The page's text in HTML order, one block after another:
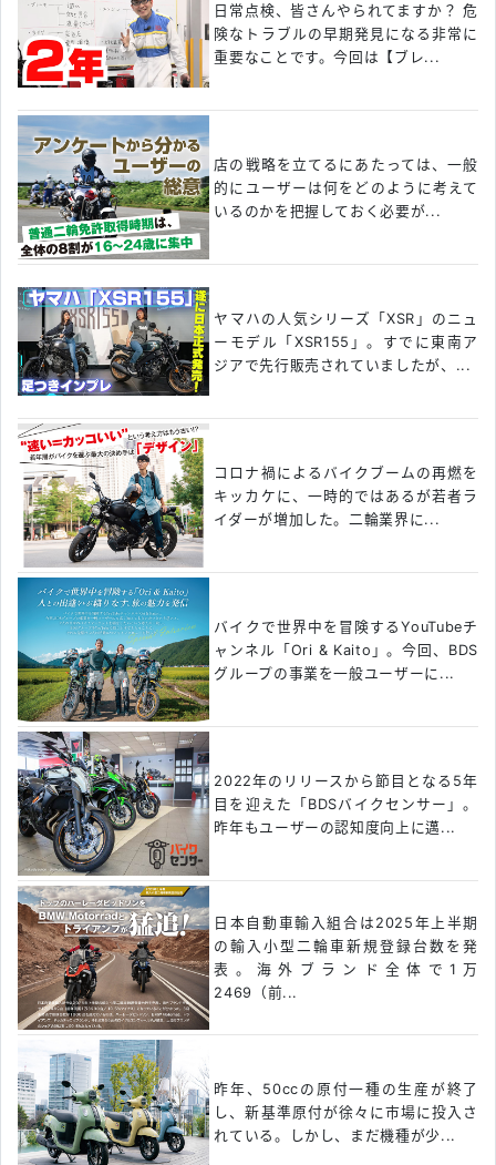
日常点検、皆さんやられてますか？ 危
険なトラブルの早期発見になる非常に
重要なことです。今回は【ブレ...
店の戦略を立てるにあたっては、一般
的にユーザーは何をどのように考えて
いるのかを把握しておく必要が...
ヤマハの人気シリーズ「XSR」のニュ
ーモデル「XSR155」。すでに東南ア
ジアで先行販売されていましたが、...
コロナ禍によるバイクブームの再燃を
キッカケに、一時的ではあるが若者ラ
イダーが増加した。二輪業界に...
バイクで世界中を冒険するYouTubeチ
ャンネル「Ori & Kaito」。今回、BDS
グループの事業を一般ユーザーに...
2022年のリリースから節目となる5年
目を迎えた「BDSバイクセンサー」。
昨年もユーザーの認知度向上に邁...
日本自動車輸入組合は2025年上半期
の輸入小型二輪車新規登録台数を発
表。海外ブランド全体で1万
2469（前...
昨年、50ccの原付一種の生産が終了
し、新基準原付が徐々に市場に投入さ
れている。しかし、まだ機種が少...